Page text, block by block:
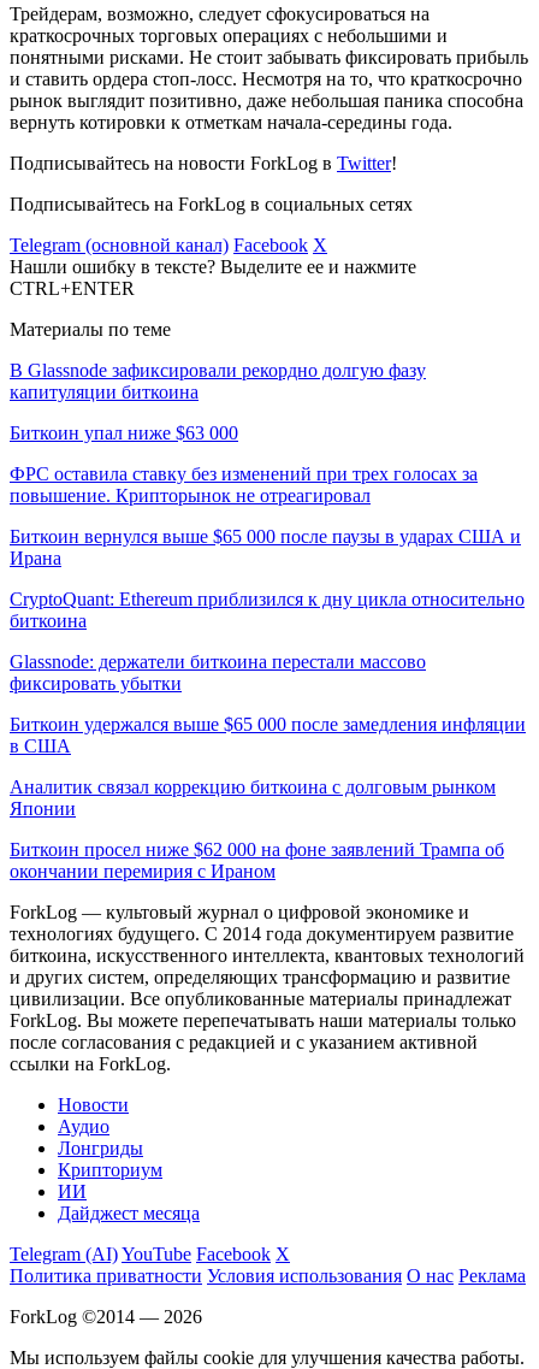
Трейдерам, возможно, следует сфокусироваться на
краткосрочных торговых операциях с небольшими и
понятными рисками. Не стоит забывать фиксировать прибыль
и ставить ордера стоп-лосс. Несмотря на то, что краткосрочно
рынок выглядит позитивно, даже небольшая паника способна
вернуть котировки к отметкам начала-середины года.
Подписывайтесь на новости ForkLog в Twitter!
Подписывайтесь на ForkLog в социальных сетях
Telegram (основной канал) Facebook X
Нашли ошибку в тексте? Выделите ее и нажмите
CTRL+ENTER
Материалы по теме
В Glassnode зафиксировали рекордно долгую фазу
капитуляции биткоина
Биткоин упал ниже $63 000
ФРС оставила ставку без изменений при трех голосах за
повышение. Крипторынок не отреагировал
Биткоин вернулся выше $65 000 после паузы в ударах США и
Ирана
CryptoQuant: Ethereum приблизился к дну цикла относительно
биткоина
Glassnode: держатели биткоина перестали массово
фиксировать убытки
Биткоин удержался выше $65 000 после замедления инфляции
в США
Аналитик связал коррекцию биткоина с долговым рынком
Японии
Биткоин просел ниже $62 000 на фоне заявлений Трампа об
окончании перемирия с Ираном
ForkLog — культовый журнал о цифровой экономике и
технологиях будущего. С 2014 года документируем развитие
биткоина, искусственного интеллекта, квантовых технологий
и других систем, определяющих трансформацию и развитие
цивилизации. Все опубликованные материалы принадлежат
ForkLog. Вы можете перепечатывать наши материалы только
после согласования с редакцией и с указанием активной
ссылки на ForkLog.
Новости
Аудио
Лонгриды
Крипториум
ИИ
Дайджест месяца
Telegram (AI)YouTube Facebook X
Политика приватности Условия использования О нас Реклама
ForkLog ©2014 — 2026
Мы используем файлы cookie для улучшения качества работы.